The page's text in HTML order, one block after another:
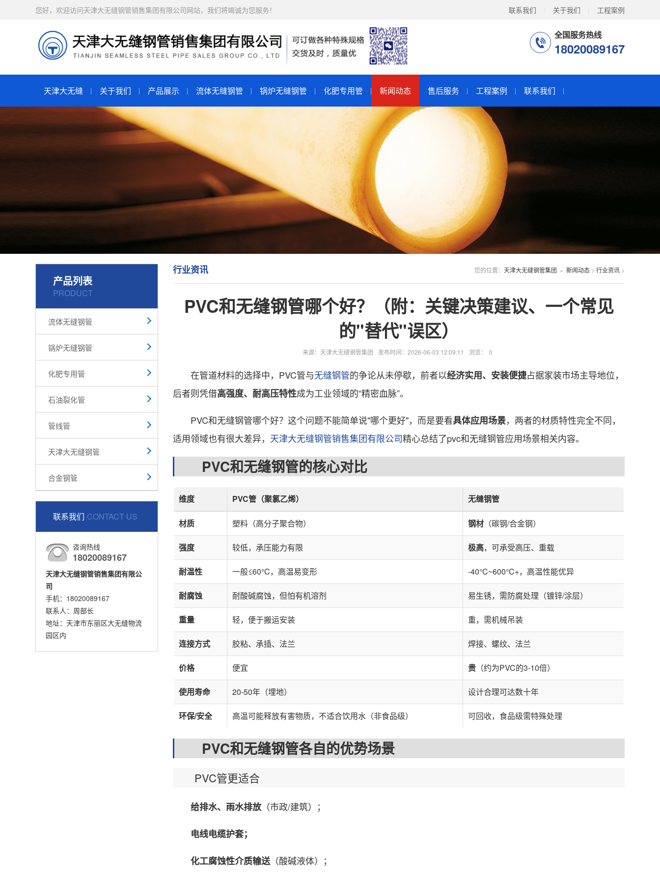
联系我们 关于我们 工程案例
您好，欢迎访问天津大无缝钢管销售集团有限公司网站，我们将竭诚为您服务！
全国服务热线
18020089167
天津大无缝 关于我们 产品展示 流体无缝钢管 锅炉无缝钢管 化肥专用管 新闻动态 售后服务 工程案例 联系我们
产品列表
PRODUCT
流体无缝钢管
锅炉无缝钢管
化肥专用管
石油裂化管
管线管
天津大无缝钢管
合金钢管
联系我们 CONTACT US
咨询热线
18020089167
天津大无缝钢管销售集团有限公
司
手机：18020089167
联系人：周部长
地址：天津市东丽区大无缝物流
园区内
您的位置： 天津大无缝钢管集团 » 新闻动态 > 行业资讯 >
行业资讯
PVC和无缝钢管哪个好？（附：关键决策建议、一个常见
的"替代"误区）
来源：天津大无缝钢管集团 发布时间：2026-06-03 12:09:11 浏览： 0
在管道材料的选择中，PVC管与无缝钢管的争论从未停歇，前者以经济实用、安装便捷占据家装市场主导地位，
后者则凭借高强度、耐高压特性成为工业领域的“精密血脉”。
PVC和无缝钢管哪个好？这个问题不能简单说"哪个更好"，而是要看具体应用场景，两者的材质特性完全不同，
适用领域也有很大差异， 天津大无缝钢管销售集团有限公司精心总结了pvc和无缝钢管应用场景相关内容。
PVC和无缝钢管的核心对比
维度 PVC管（聚氯乙烯） 无缝钢管
材质 塑料（高分子聚合物） 钢材 （碳钢/合金钢）
强度 较低，承压能力有限 极高，可承受高压、重载
耐温性 一般≤60°C，高温易变形 -40°C~600°C+，高温性能优异
耐腐蚀 耐酸碱腐蚀，但怕有机溶剂 易生锈，需防腐处理（镀锌/涂层）
重量 轻，便于搬运安装 重，需机械吊装
连接方式 胶粘、承插、法兰 焊接、螺纹、法兰
价格 便宜 贵 （约为PVC的3-10倍）
使用寿命 20-50年（埋地） 设计合理可达数十年
环保/安全 高温可能释放有害物质，不适合饮用水（非食品级） 可回收，食品级需特殊处理
PVC和无缝钢管各自的优势场景
PVC管更适合
给排水、雨水排放 （市政/建筑）；
电线电缆护套；
化工腐蚀性介质输送 （酸碱液体）；